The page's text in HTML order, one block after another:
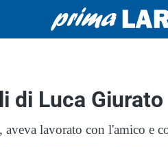
di Luca Giurato
lavorato con l'amico e